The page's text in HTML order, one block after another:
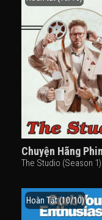
The Studio (Season 1)
Hoàn Tất (10/10)